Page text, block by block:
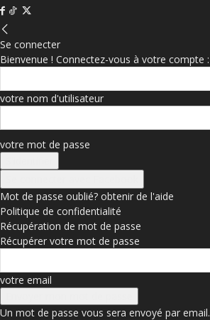
Se connecter
Bienvenue ! Connectez-vous à votre compte :
votre nom d'utilisateur
votre mot de passe
Mot de passe oublié? obtenir de l'aide
Politique de confidentialité
Récupération de mot de passe
Récupérer votre mot de passe
votre email
Un mot de passe vous sera envoyé par email.